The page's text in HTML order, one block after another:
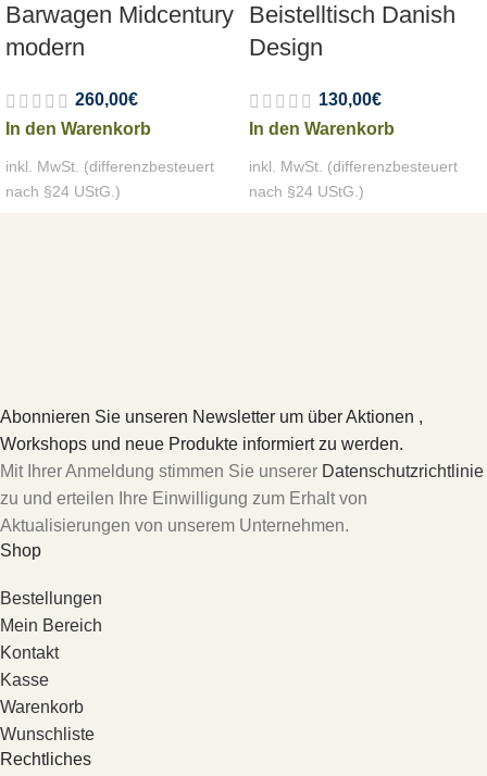
Barwagen Midcentury
modern
260,00€
In den Warenkorb
inkl. MwSt. (differenzbesteuert
nach §24 UStG.)
Beistelltisch Danish
Design
130,00€
In den Warenkorb
inkl. MwSt. (differenzbesteuert
nach §24 UStG.)
Abonnieren Sie unseren Newsletter um über Aktionen ,
Workshops und neue Produkte informiert zu werden.
Mit Ihrer Anmeldung stimmen Sie unserer Datenschutzrichtlinie
zu und erteilen Ihre Einwilligung zum Erhalt von
Aktualisierungen von unserem Unternehmen.
Shop
Bestellungen
Mein Bereich
Kontakt
Kasse
Warenkorb
Wunschliste
Rechtliches